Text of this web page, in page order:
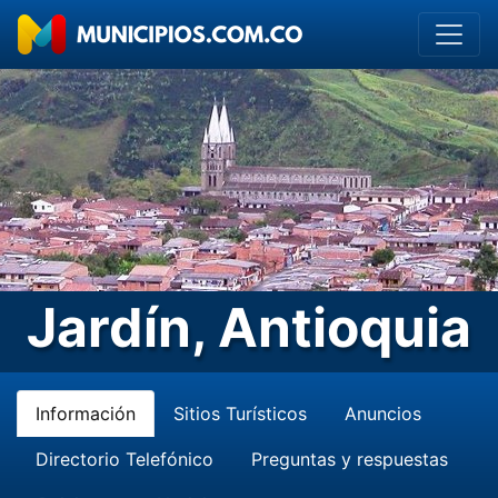
Jardín, Antioquia
Información Sitios Turísticos Anuncios
Directorio Telefónico Preguntas y respuestas